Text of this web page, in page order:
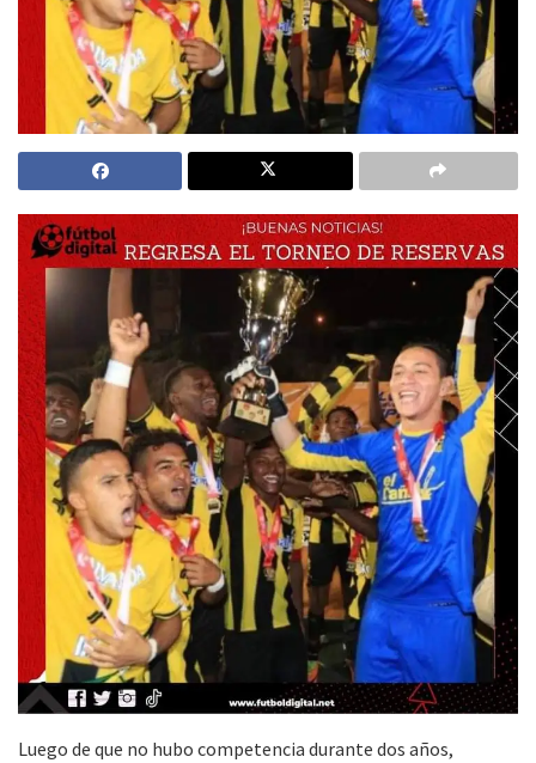
Luego de que no hubo competencia durante dos años,